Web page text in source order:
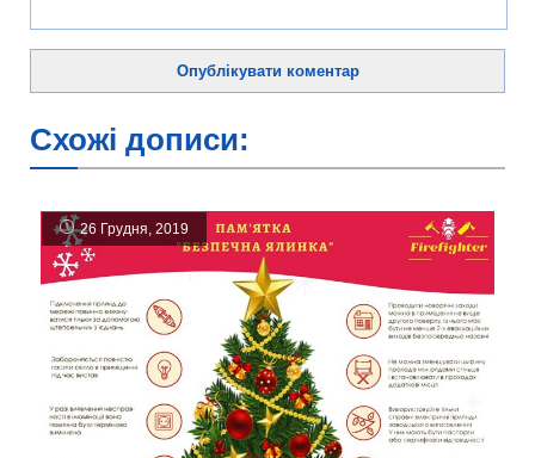
Схожі дописи:
26 Грудня, 2019